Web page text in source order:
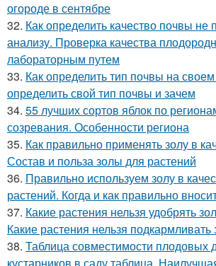
огороде в сентябре
32. Как определить качество почвы не
анализу. Проверка качества
лабораторным путем
33. Как определить тип почвы на своем
определить свой тип почвы и зачем
34. 55 лучших сортов яблок по
созревания. Особенности региона
35. Как правильно применять золу в
Состав и польза золы для растений
36. Правильно используем золу в
растений. Когда и как правильно
37. Какие растения нельзя удобрять
Какие растения нельзя подкармливать
38. Таблица совместимости плодовых